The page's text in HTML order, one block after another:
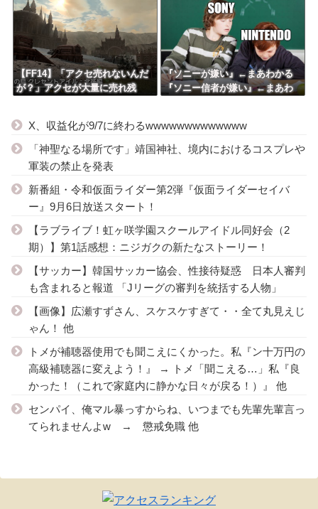
かに』
【FF14】「アクセ売れないんだ
が？」アクセが大量に売れ残
『ソニーが嫌い』←まあわかる
『ソニー信者が嫌い』←まあわ
X、収益化が9/7に終わるwwwwwwwwwwwww
「神聖なる場所です」靖国神社、境内におけるコスプレや
軍装の禁止を発表
新番組・令和仮面ライダー第2弾『仮面ライダーセイバ
ー』9月6日放送スタート！
【ラブライブ！虹ヶ咲学園スクールアイドル同好会（2
期）】第1話感想：ニジガクの新たなストーリー！
【サッカー】韓国サッカー協会、性接待疑惑 日本人審判
も含まれると報道 「Jリーグの審判を統括する人物」
【画像】広瀬すずさん、スケスケすぎて・・全て丸見えじ
ゃん！ 他
トメが補聴器使用でも聞こえにくかった。私『ン十万円の
高級補聴器に変えよう！』 → トメ「聞こえる…」私『良
かった！（これで家庭内に静かな日々が戻る！）』 他
センパイ、俺マル暴っすからね、いつまでも先輩先輩言っ
てられませんよw → 懲戒免職 他